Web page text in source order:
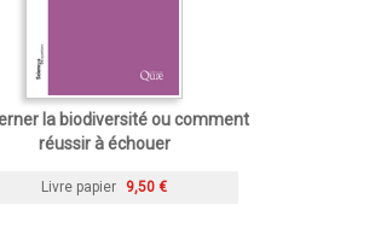
la biodiversité ou comment
réussir à échouer
Livre papier 9,50 €